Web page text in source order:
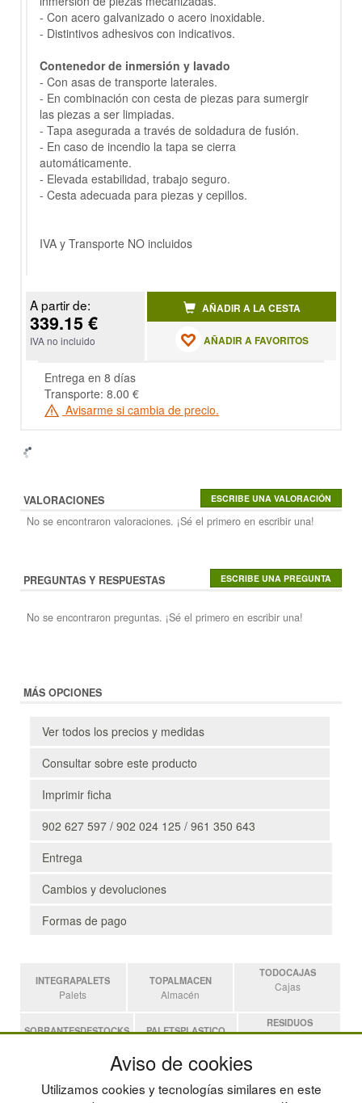
- Con acero galvanizado o acero inoxidable.
- Distintivos adhesivos con indicativos.
Contenedor de inmersión y lavado
- Con asas de transporte laterales.
- En combinación con cesta de piezas para sumergir
las piezas a ser limpiadas.
- Tapa asegurada a través de soldadura de fusión.
- En caso de incendio la tapa se cierra
automáticamente.
- Elevada estabilidad, trabajo seguro.
- Cesta adecuada para piezas y cepillos.
IVA y Transporte NO incluidos
A partir de:
339.15 €
IVA no incluido
AÑADIR A LA CESTA
AÑADIR A FAVORITOS
Entrega en 8 días
Transporte: 8.00 €
Avisarme si cambia de precio.
VALORACIONES
No se encontraron valoraciones. ¡Sé el primero en escribir una!
PREGUNTAS Y RESPUESTAS
No se encontraron preguntas. ¡Sé el primero en escribir una!
MÁS OPCIONES
Ver todos los precios y medidas
Consultar sobre este producto
Imprimir ficha
902 627 597 / 902 024 125 / 961 350 643
Entrega
Cambios y devoluciones
Formas de pago
INTEGRAPALETS
Palets
TOPALMACEN
Almacén
TODOCAJAS
Cajas
SOBRANTESDESTOCKS PALETSPLASTICO
RESIDUOS
Residuos
Estanterias
Aviso de cookies
Utilizamos cookies y tecnologías similares en este